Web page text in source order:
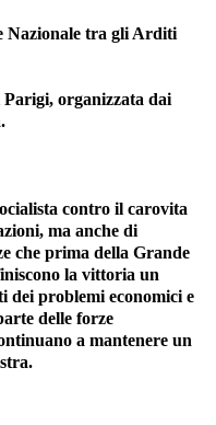
Nazionale tra gli Arditi
Parigi, organizzata dai
contro il carovita
ma anche di
che prima della Grande
la vittoria un
dei problemi economici e
delle forze
a mantenere un